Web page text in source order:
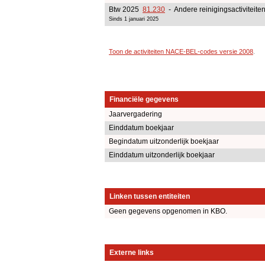
Btw 2025 81.230 - Andere reinigingsactiviteiten
Sinds 1 januari 2025
Toon de activiteiten NACE-BEL-codes versie 2008
Financiële gegevens
Jaarvergadering
Einddatum boekjaar
Begindatum uitzonderlijk boekjaar
Einddatum uitzonderlijk boekjaar
Linken tussen entiteiten
Geen gegevens opgenomen in KBO.
Externe links